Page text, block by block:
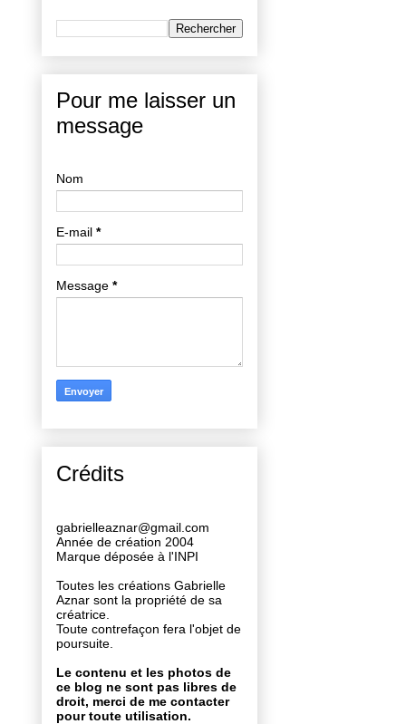
Pour me laisser un
message
Nom
E-mail *
Message *
Crédits
gabrielleaznar@gmail.com
Année de création 2004
Marque déposée à l'INPI
Toutes les créations Gabrielle
Aznar sont la propriété de sa
créatrice.
Toute contrefaçon fera l'objet de
poursuite.
Le contenu et les photos de
ce blog ne sont pas libres de
droit, merci de me contacter
pour toute utilisation.